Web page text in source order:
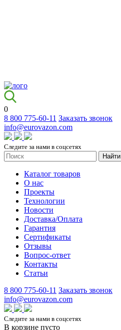
0
8 800 775-60-11 Заказать звонок
info@eurovazon.com
Следите за нами в соцсетях
Найти
Каталог товаров
О нас
Проекты
Технологии
Новости
Доставка/Оплата
Гарантия
Сертификаты
Отзывы
Вопрос-ответ
Контакты
Статьи
8 800 775-60-11 Заказать звонок
info@eurovazon.com
Следите за нами в соцсетях
В корзине пусто